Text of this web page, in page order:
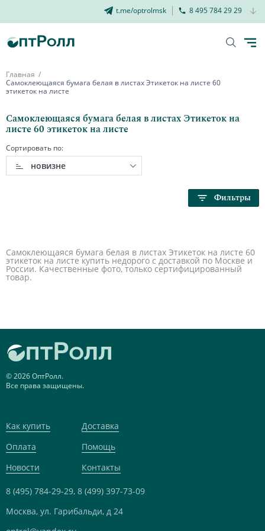
t.me/optrolmsk 8 495 784 29 29
Главная
Самоклеющаяся бумага белая в листах Этикеток на листе 60
этикеток на листе
Самоклеющаяся бумага белая в листах Этикеток на
листе 60 этикеток на листе
Сортировать по:
новизне
Фильтры
Самоклеющаяся бумага белая в листах Этикеток на листе 60
этикеток на листе купить недорого с доставкой по Москве и
России. Качественные фото, только сертифицированный
товар.
© 2026 ОптРолл.
Все права защищены.
Как купить
Доставка
Оплата
Помощь
Новости
Контакты
8 (495) 784-29-29, 8 (499) 397-73-09
Москва, ул. Гарибальди, д 24